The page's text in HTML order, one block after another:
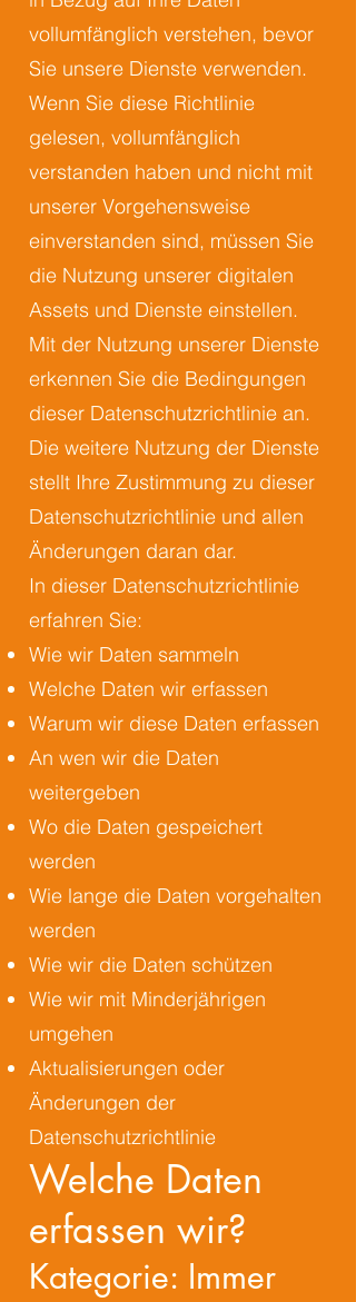
vollumfänglich verstehen, bevor
Sie unsere Dienste verwenden.
Wenn Sie diese Richtlinie
gelesen, vollumfänglich
verstanden haben und nicht mit
unserer Vorgehensweise
einverstanden sind, müssen Sie
die Nutzung unserer digitalen
Assets und Dienste einstellen.
Mit der Nutzung unserer Dienste
erkennen Sie die Bedingungen
dieser Datenschutzrichtlinie an.
Die weitere Nutzung der Dienste
stellt Ihre Zustimmung zu dieser
Datenschutzrichtlinie und allen
Änderungen daran dar.
In dieser Datenschutzrichtlinie
erfahren Sie:
Wie wir Daten sammeln
Welche Daten wir erfassen
Warum wir diese Daten erfassen
An wen wir die Daten
weitergeben
Wo die Daten gespeichert
werden
Wie lange die Daten vorgehalten
werden
Wie wir die Daten schützen
Wie wir mit Minderjährigen
umgehen
Aktualisierungen oder
Änderungen der
Datenschutzrichtlinie
Welche Daten
erfassen wir?
Kategorie: Immer